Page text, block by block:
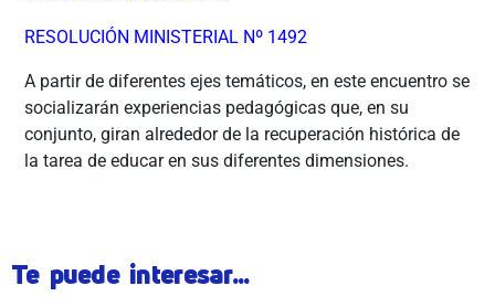
RESOLUCIÓN MINISTERIAL Nº 1492
A partir de diferentes ejes temáticos, en este encuentro se
socializarán experiencias pedagógicas que, en su
conjunto, giran alrededor de la recuperación histórica de
la tarea de educar en sus diferentes dimensiones.
Te puede interesar...